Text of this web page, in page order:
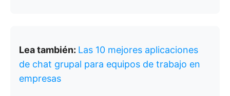
Lea también: Las 10 mejores aplicaciones
de chat grupal para equipos de trabajo en
empresas